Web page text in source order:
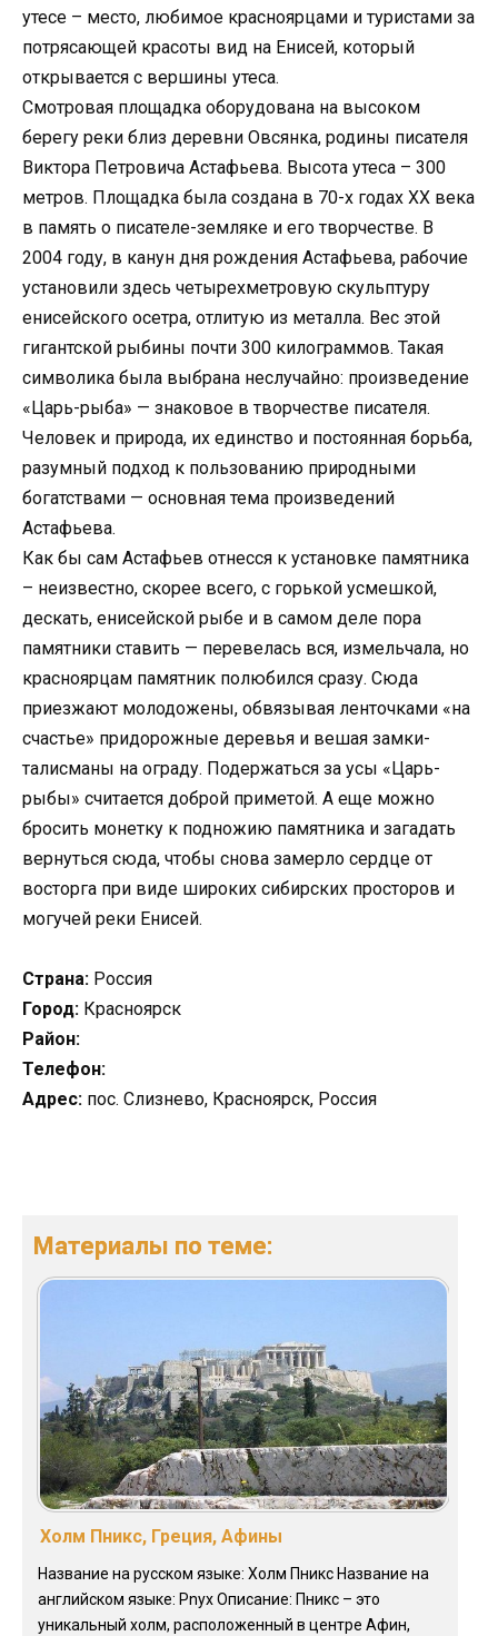
утесе – место, любимое красноярцами и туристами за
потрясающей красоты вид на Енисей, который
открывается с вершины утеса.
Смотровая площадка оборудована на высоком
берегу реки близ деревни Овсянка, родины писателя
Виктора Петровича Астафьева. Высота утеса – 300
метров. Площадка была создана в 70-х годах ХХ века
в память о писателе-земляке и его творчестве. В
2004 году, в канун дня рождения Астафьева, рабочие
установили здесь четырехметровую скульптуру
енисейского осетра, отлитую из металла. Вес этой
гигантской рыбины почти 300 килограммов. Такая
символика была выбрана неслучайно: произведение
«Царь-рыба» — знаковое в творчестве писателя.
Человек и природа, их единство и постоянная борьба,
разумный подход к пользованию природными
богатствами — основная тема произведений
Астафьева.
Как бы сам Астафьев отнесся к установке памятника
– неизвестно, скорее всего, с горькой усмешкой,
дескать, енисейской рыбе и в самом деле пора
памятники ставить — перевелась вся, измельчала, но
красноярцам памятник полюбился сразу. Сюда
приезжают молодожены, обвязывая ленточками «на
счастье» придорожные деревья и вешая замки-
талисманы на ограду. Подержаться за усы «Царь-
рыбы» считается доброй приметой. А еще можно
бросить монетку к подножию памятника и загадать
вернуться сюда, чтобы снова замерло сердце от
восторга при виде широких сибирских просторов и
могучей реки Енисей.
Страна: Россия
Город: Красноярск
Район:
Телефон:
Адрес: пос. Слизнево, Красноярск, Россия
Материалы по теме:
Холм Пникс, Греция, Афины
Название на русском языке: Холм Пникс Название на
английском языке: Pnyx Описание: Пникс – это
уникальный холм, расположенный в центре Афин,